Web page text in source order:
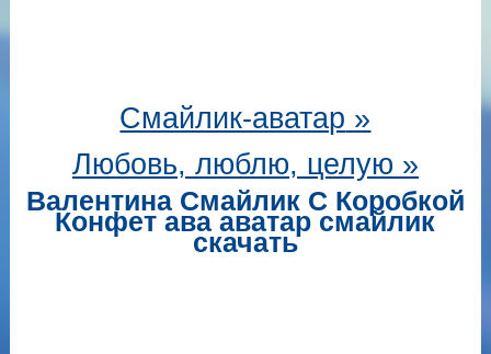
Смайлик-аватар »
Любовь, люблю, целую »
Валентина Смайлик С Коробкой
Конфет ава аватар смайлик
скачать